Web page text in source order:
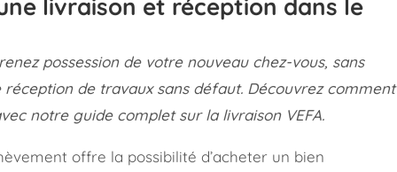
livraison et réception dans le
possession de votre nouveau chez-vous, sans
de travaux sans défaut. Découvrez comment
notre guide complet sur la livraison VEFA.
offre la possibilité d’acheter un bien